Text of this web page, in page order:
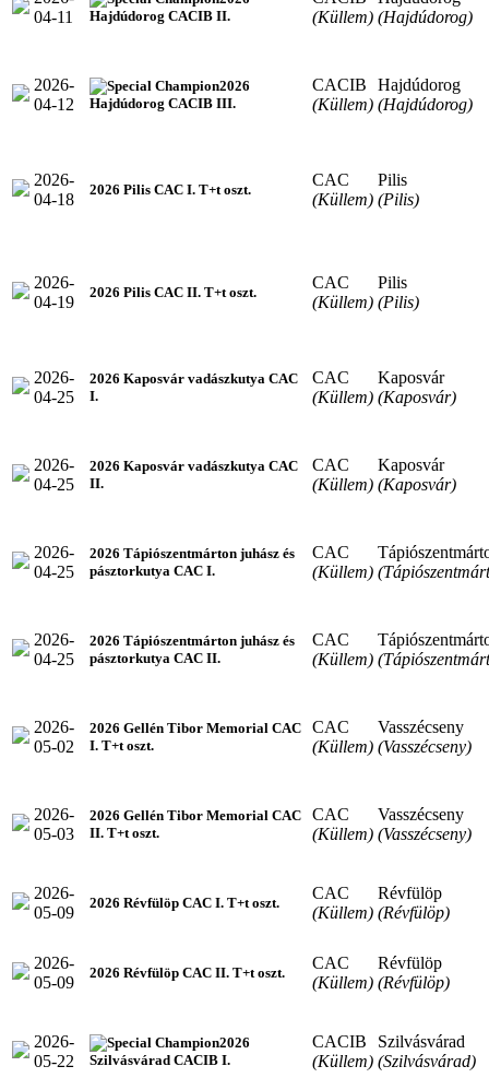
04-11
Hajdúdorog CACIB II.
(Küllem) (Hajdúdorog)
2026-
04-12
2026
Hajdúdorog CACIB III.
CACIB
(Küllem)
Hajdúdorog
(Hajdúdorog)
2026-
04-18
2026 Pilis CAC I. T+t oszt.
CAC
(Küllem)
Pilis
(Pilis)
2026-
04-19
2026 Pilis CAC II. T+t oszt.
CAC
(Küllem)
Pilis
(Pilis)
2026-
04-25
2026 Kaposvár vadászkutya CAC
I.
CAC
(Küllem)
Kaposvár
(Kaposvár)
2026-
04-25
2026 Kaposvár vadászkutya CAC
II.
CAC
(Küllem)
Kaposvár
(Kaposvár)
2026-
04-25
2026 Tápiószentmárton juhász és
pásztorkutya CAC I.
CAC
(Küllem)
2026-
04-25
2026 Tápiószentmárton juhász és
pásztorkutya CAC II.
CAC
(Küllem)
2026-
05-02
2026 Gellén Tibor Memorial CAC
I. T+t oszt.
CAC
(Küllem)
Vasszécseny
(Vasszécseny)
2026-
05-03
2026 Gellén Tibor Memorial CAC
II. T+t oszt.
CAC
(Küllem)
Vasszécseny
(Vasszécseny)
2026-
05-09
2026 Révfülöp CAC I. T+t oszt.
CAC
(Küllem)
Révfülöp
(Révfülöp)
2026-
05-09
2026 Révfülöp CAC II. T+t oszt.
CAC
(Küllem)
Révfülöp
(Révfülöp)
2026-
05-22
2026
Szilvásvárad CACIB I.
CACIB
(Küllem)
Szilvásvárad
(Szilvásvárad)